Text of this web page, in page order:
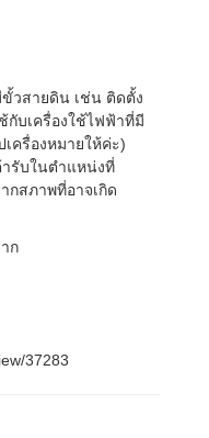
สายดิน เช่น ติดตั้ง
กับเครื่องใช้ไฟฟ้าที่มี
ครื่องหมายให้ค่ะ)
รับในตำแหน่งที่
กสภาพที่อาจเกิด
ก
37283